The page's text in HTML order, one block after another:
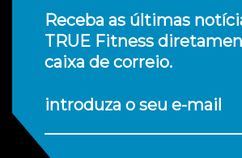
Receba as últimas
TRUE Fitness
caixa de correio.
introduza o seu e-mail